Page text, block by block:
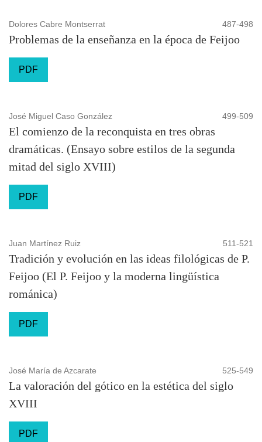
Dolores Cabre Montserrat 487-498
Problemas de la enseñanza en la época de Feijoo
PDF
José Miguel Caso González 499-509
El comienzo de la reconquista en tres obras
dramáticas. (Ensayo sobre estilos de la segunda
mitad del siglo XVIII)
PDF
Juan Martínez Ruiz 511-521
Tradición y evolución en las ideas filológicas de P.
Feijoo (El P. Feijoo y la moderna lingüística
románica)
PDF
José María de Azcarate 525-549
La valoración del gótico en la estética del siglo
XVIII
PDF